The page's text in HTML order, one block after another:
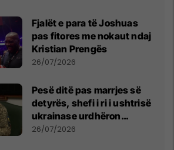
Fjalët e para të Joshuas
pas fitores me nokaut ndaj
Kristian Prengës
26/07/2026
Pesë ditë pas marrjes së
detyrës, shefi i ri i ushtrisë
ukrainase urdhëron
kontroll të madh
26/07/2026